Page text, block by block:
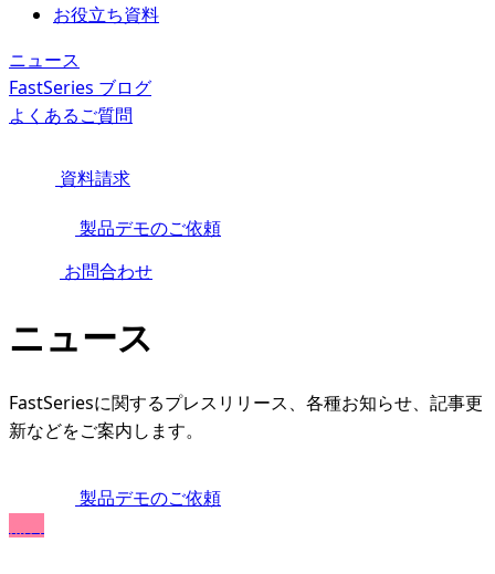
お役立ち資料
ニュース
FastSeries ブログ
よくあるご質問
資料請求
製品デモのご依頼
お問合わせ
ニュース
FastSeriesに関するプレスリリース、各種お知らせ、記事更
新などをご案内します。
製品デモのご依頼